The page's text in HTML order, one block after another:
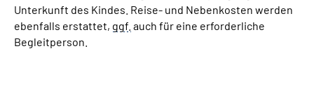
Mein Kundenportal
Unterkunft des Kindes. Reise- und Nebenkosten werden
ebenfalls erstattet, ggf. auch für eine erforderliche
Begleitperson.